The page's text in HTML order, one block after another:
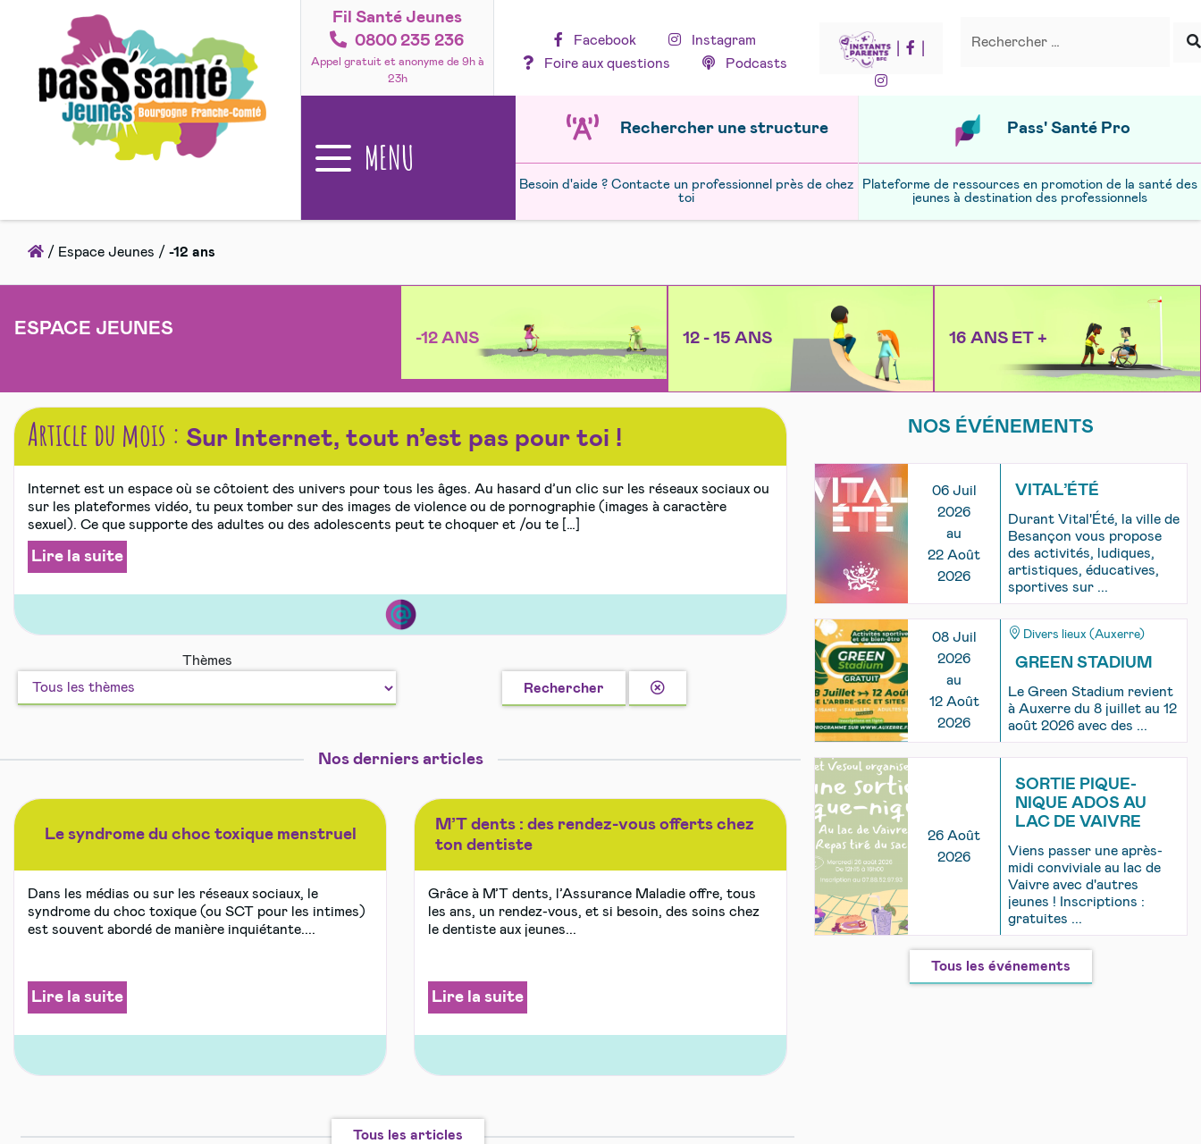
Fil Santé Jeunes
0800 235 236
Appel gratuit et anonyme de 9h à
23h
Facebook
Instagram
Foire aux questions
Podcasts
Rechercher
MENU
Rechercher une structure
Besoin d'aide ? Contacte un professionnel près de chez
toi
Pass' Santé Pro
Plateforme de ressources en promotion de la santé des
jeunes à destination des professionnels
Accueil
/ Espace Jeunes / -12 ans
ESPACE JEUNES
-12 ANS 12 - 15 ANS 16 ANS ET +
Article du mois : Sur Internet, tout n’est pas pour toi !
Internet est un espace où se côtoient des univers pour tous les âges. Au hasard d’un clic sur les réseaux sociaux ou
sur les plateformes vidéo, tu peux tomber sur des images de violence ou de pornographie (images à caractère
sexuel). Ce que supporte des adultes ou des adolescents peut te choquer et /ou te […]
Lire la suite
et
les
Thèmes
Rechercher
Effacer
la
Nos derniers articles
Le syndrome du choc toxique menstruel
Dans les médias ou sur les réseaux sociaux, le
syndrome du choc toxique (ou SCT pour les intimes)
est souvent abordé de manière inquiétante....
Lire la suite
M’T dents : des rendez-vous offerts chez
ton dentiste
Grâce à M’T dents, l’Assurance Maladie offre, tous
les ans, un rendez-vous, et si besoin, des soins chez
le dentiste aux jeunes...
Lire la suite
Tous les articles
NOS ÉVÉNEMENTS
06 Juil
2026
au
22 Août
2026
VITAL’ÉTÉ
Durant Vital'Été, la ville de
Besançon vous propose
des activités, ludiques,
artistiques, éducatives,
sportives sur ...
08 Juil
2026
au
12 Août
2026
Divers lieux (Auxerre)
GREEN STADIUM
Le Green Stadium revient
à Auxerre du 8 juillet au 12
août 2026 avec des ...
26 Août
2026
SORTIE PIQUE-
NIQUE ADOS AU
LAC DE VAIVRE
Viens passer une après-
midi conviviale au lac de
Vaivre avec d'autres
jeunes ! Inscriptions :
gratuites ...
Tous les événements